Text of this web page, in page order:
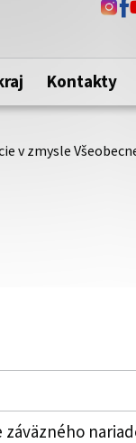
webovú
domény
Kontakty
v zmysle